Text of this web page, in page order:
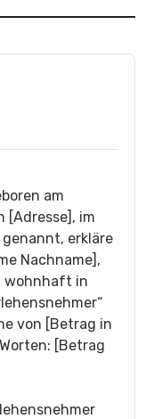
am
[Adresse], im
genannt, erkläre
Nachname],
wohnhaft in
von [Betrag in
[Betrag